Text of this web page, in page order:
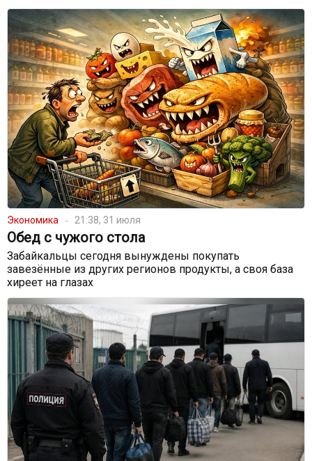
Экономика 21:38, 31 июля
Обед с чужого стола
Забайкальцы сегодня вынуждены покупать
завезённые из других регионов продукты, а своя база
хиреет на глазах